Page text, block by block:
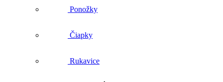
Ponožky
Čiapky
Rukavice